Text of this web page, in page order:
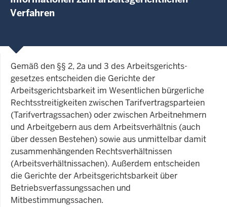
Verfahren
Gemäß den §§ 2, 2a und 3 des Arbeits­gerichts­
gesetzes entscheiden die Gerichte der
Arbeitsgerichtsbarkeit im Wesentlichen bürgerliche
Rechtsstreitigkeiten zwischen Tarifvertragsparteien
(Tarifvertragssachen) oder zwischen Arbeitnehmern
und Arbeitgebern aus dem Arbeitsverhältnis (auch
über dessen Bestehen) sowie aus unmittelbar damit
zusammenhängenden Rechtsverhältnissen
(Arbeitsverhältnissachen). Außerdem entscheiden
die Gerichte der Arbeitsgerichtsbarkeit über
Betriebsverfassungssachen und
Mitbestimmungssachen.